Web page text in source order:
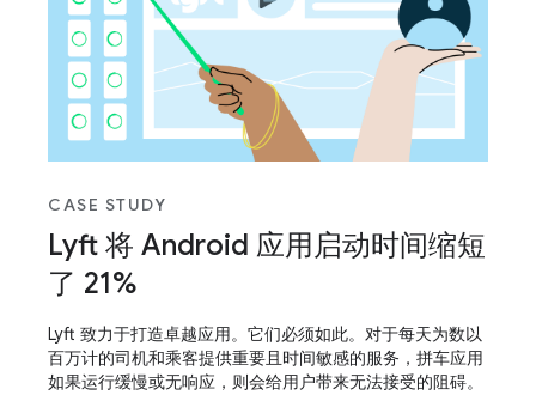
CASE STUDY
Lyft 将 Android 应用启动时间缩短
了 21%
Lyft 致力于打造卓越应用。它们必须如此。对于每天为数以
百万计的司机和乘客提供重要且时间敏感的服务，拼车应用
如果运行缓慢或无响应，则会给用户带来无法接受的阻碍。